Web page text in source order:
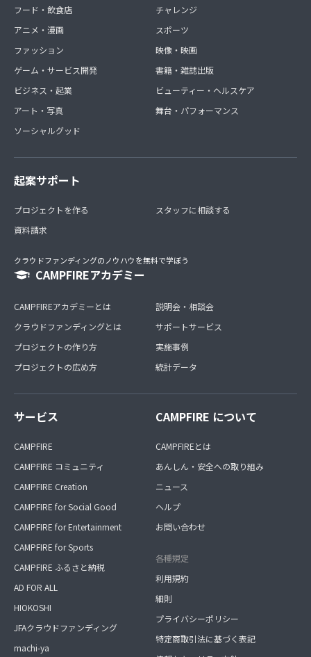
フード・飲食店
アニメ・漫画
ファッション
ゲーム・サービス開発
ビジネス・起業
アート・写真
ソーシャルグッド
チャレンジ
スポーツ
映像・映画
書籍・雑誌出版
ビューティー・ヘルスケア
舞台・パフォーマンス
起案サポート
プロジェクトを作る
資料請求
スタッフに相談する
クラウドファンディングのノウハウを無料で学ぼう
CAMPFIREアカデミー
CAMPFIREアカデミーとは
クラウドファンディングとは
プロジェクトの作り方
プロジェクトの広め方
説明会・相談会
サポートサービス
実施事例
統計データ
サービス
CAMPFIRE
CAMPFIRE コミュニティ
CAMPFIRE Creation
CAMPFIRE for Social Good
CAMPFIRE for Entertainment
CAMPFIRE for Sports
CAMPFIRE ふるさと納税
AD FOR ALL
HIOKOSHI
JFAクラウドファンディング
machi-ya
CAMPFIRE について
CAMPFIREとは
あんしん・安全への取り組み
ニュース
ヘルプ
お問い合わせ
各種規定
利用規約
細則
プライバシーポリシー
特定商取引法に基づく表記